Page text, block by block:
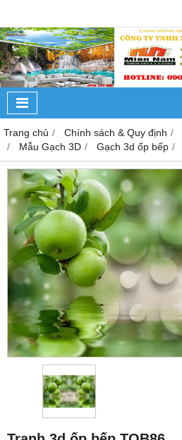
Trang chủ Chính sách & Quy định
Mẫu Gạch 3D
Gạch 3d ốp bếp